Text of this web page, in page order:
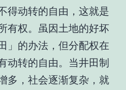
得动转的自由，这就是
有权。虽因土地的好坏
」的办法，但分配权在
动转的自由。当井田制
多，社会逐渐复杂，就